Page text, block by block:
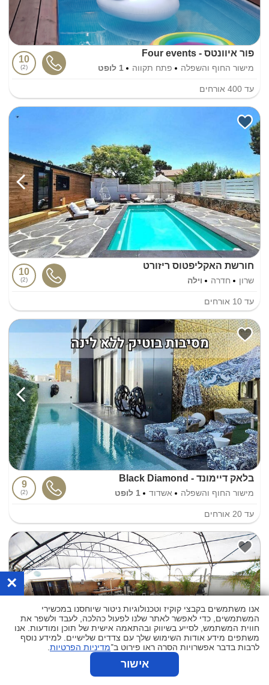
פור איוונטס - Four events
מישור החוף והשפלה פתח תקווה 1 לופט
10
2
עד 400 אורחים
חורשת האקליפטוס ריזורט
שרון חדרה וילה
10
2
עד 10 אורחים
בלאק דיימונד - Black Diamond
מישור החוף והשפלה אשדוד 1 לופט
9
2
עד 20 אורחים
×
אנו משתמשים בקבצי קוקיז וטכנולוגיות ניטור שיוחסנו במכשירי
המשתמשים, כדי לאפשר לאתר שלנו לפעול כהלכה, לעבד ולשפר את
חווית המשתמש, לסייע בשיווק ובהתאמה אישית של תוכן ומודעות. אנו
משתפים מידע אודות השימוש שלך עם צדדים שלישיים. למידע נוסף
לרבות בדבר אפשרויות הסרה ראו פירוט ב־מדיניות הפרטיות
אישור